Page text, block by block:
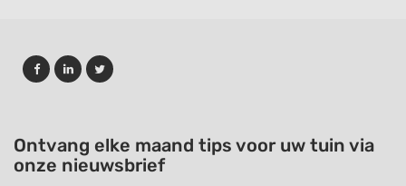
Ontvang elke maand tips voor uw tuin via
onze nieuwsbrief